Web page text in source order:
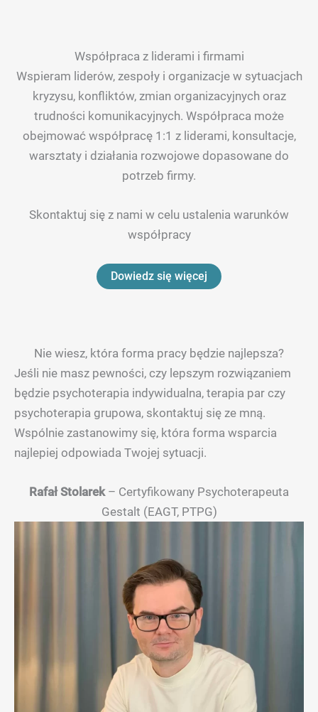
Współpraca z liderami i firmami
Wspieram liderów, zespoły i organizacje w sytuacjach
kryzysu, konfliktów, zmian organizacyjnych oraz
trudności komunikacyjnych. Współpraca może
obejmować współpracę 1:1 z liderami, konsultacje,
warsztaty i działania rozwojowe dopasowane do
potrzeb firmy.
Skontaktuj się z nami w celu ustalenia warunków
współpracy
Dowiedz się więcej
Nie wiesz, która forma pracy będzie najlepsza?
Jeśli nie masz pewności, czy lepszym rozwiązaniem
będzie psychoterapia indywidualna, terapia par czy
psychoterapia grupowa, skontaktuj się ze mną.
Wspólnie zastanowimy się, która forma wsparcia
najlepiej odpowiada Twojej sytuacji.
Rafał Stolarek – Certyfikowany Psychoterapeuta
Gestalt (EAGT, PTPG)